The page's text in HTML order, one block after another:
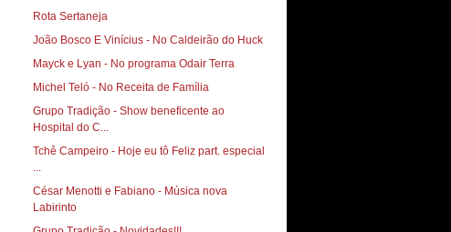
Rota Sertaneja
João Bosco E Vinícius - No Caldeirão do Huck‏
Mayck e Lyan - No programa Odair Terra
Michel Teló - No Receita de Família
Grupo Tradição - Show beneficente ao
Hospital do C...
Tchê Campeiro - Hoje eu tô Feliz part. especial
...
César Menotti e Fabiano - Música nova
Labirinto